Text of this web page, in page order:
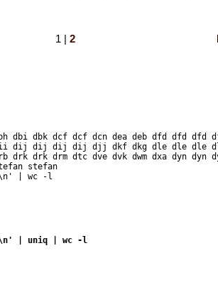
1 | 2
dbi dbk dcf dcf dcn dea deb dfd dfd dfd
dii dij dij dij dij djj dkf dkg dle dle dle
drk drk drm dtc dve dvk dwm dxa dyn dyn
stefan
| wc -l
| uniq | wc -l